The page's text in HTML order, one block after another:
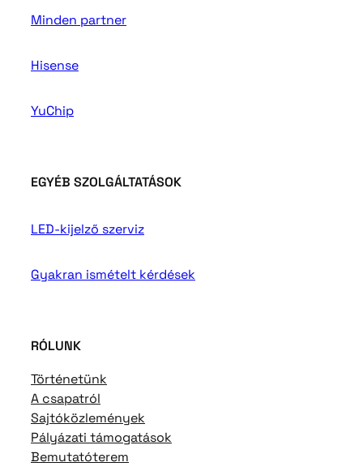
Minden partner
Hisense
YuChip
EGYÉB SZOLGÁLTATÁSOK
LED-kijelző szerviz
Gyakran ismételt kérdések
RÓLUNK
Történetünk
A csapatról
Sajtóközlemények
Pályázati támogatások
Bemutatóterem